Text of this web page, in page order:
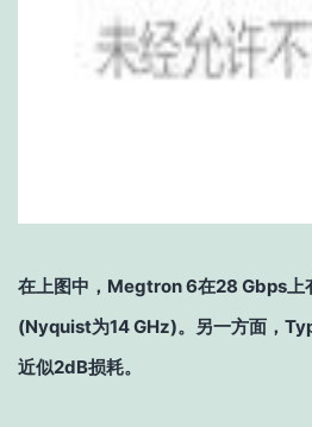
在上图中，Megtron 6在28 Gbps上
(Nyquist为14 GHz)。另一方面，
近似2dB损耗。